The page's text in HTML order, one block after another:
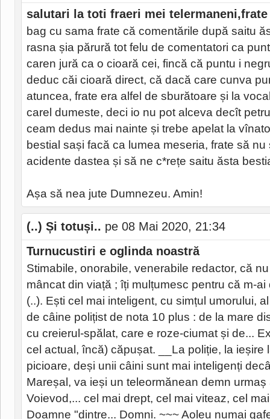
salutari la toti fraeri mei telermaneni,frate
bag cu sama frate că comentările după saitu
rasna șia părură tot felu de comentatori ca
caren jură ca o cioară cei, fincă că puntu i
deduc căi cioară direct, că dacă care cunva
atuncea, frate era alfel de sburătoare și la
carel dumeste, deci io nu pot alceva decît
ceam dedus mai nainte și trebe apelat la
bestial sași facă ca lumea meseria, frate să
acidente dastea și să ne c*rețe saitu ăsta
Așa să nea jute Dumnezeu. Amin!
(..) Și totuși.. pe 08 Mai 2020, 21:34
Turnucustiri e oglinda noastră
Stimabile, onorabile, venerabile redactor, că
mâncat din viață ; îți mulțumesc pentru că m-
(..). Ești cel mai inteligent, cu simțul umorului,
de câine polițist de nota 10 plus : de la mare
cu creierul-spălat, care e roze-ciumat și de...
cel actual, încă) căpușat. __La poliție, la ieșire
picioare, deși unii câini sunt mai inteligenți
Mareșal, va ieși un teleormănean demn
Voievod,... cel mai drept, cel mai viteaz, cel
Doamne "dintre... Domni. ~~~ Aoleu numai